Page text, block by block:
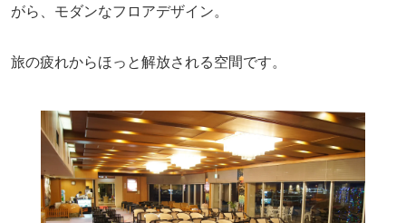
がら、モダンなフロアデザイン。
旅の疲れからほっと解放される空間です。